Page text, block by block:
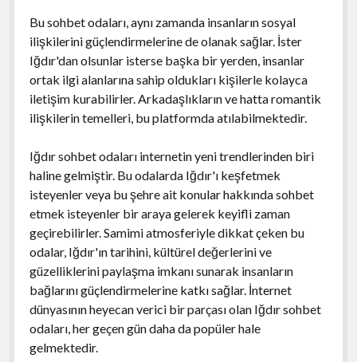
Bu sohbet odaları, aynı zamanda insanların sosyal
ilişkilerini güçlendirmelerine de olanak sağlar. İster
Iğdır'dan olsunlar isterse başka bir yerden, insanlar
ortak ilgi alanlarına sahip oldukları kişilerle kolayca
iletişim kurabilirler. Arkadaşlıkların ve hatta romantik
ilişkilerin temelleri, bu platformda atılabilmektedir.
Iğdır sohbet odaları internetin yeni trendlerinden biri
haline gelmiştir. Bu odalarda Iğdır'ı keşfetmek
isteyenler veya bu şehre ait konular hakkında sohbet
etmek isteyenler bir araya gelerek keyifli zaman
geçirebilirler. Samimi atmosferiyle dikkat çeken bu
odalar, Iğdır'ın tarihini, kültürel değerlerini ve
güzelliklerini paylaşma imkanı sunarak insanların
bağlarını güçlendirmelerine katkı sağlar. İnternet
dünyasının heyecan verici bir parçası olan Iğdır sohbet
odaları, her geçen gün daha da popüler hale
gelmektedir.